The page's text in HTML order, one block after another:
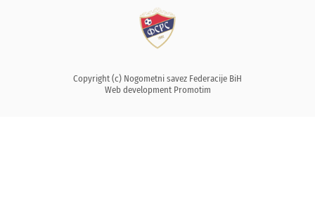
Copyright (c) Nogometni savez Federacije BiH
Web development Promotim